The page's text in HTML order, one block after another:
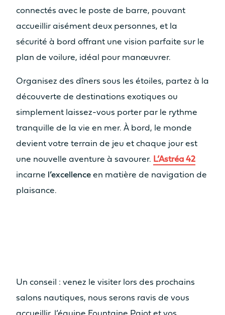
connectés avec le poste de barre, pouvant
accueillir aisément deux personnes, et la
sécurité à bord offrant une vision parfaite sur le
plan de voilure, idéal pour manœuvrer.
Organisez des dîners sous les étoiles, partez à la
découverte de destinations exotiques ou
simplement laissez-vous porter par le rythme
tranquille de la vie en mer. À bord, le monde
devient votre terrain de jeu et chaque jour est
une nouvelle aventure à savourer. L’Astréa 42
incarne l’excellence en matière de navigation de
plaisance.
Un conseil : venez le visiter lors des prochains
salons nautiques, nous serons ravis de vous